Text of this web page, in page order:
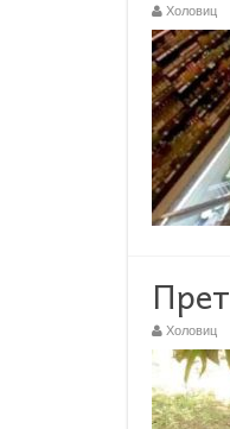
Холовиц
Холовиц